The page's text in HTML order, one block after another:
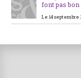
font pas bon
Le 14